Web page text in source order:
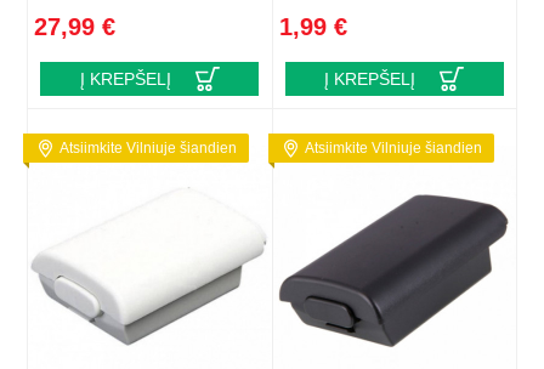
27,99 €
Į KREPŠELĮ
1,99 €
Į KREPŠELĮ
Atsiimkite Vilniuje šiandien Atsiimkite Vilniuje šiandien